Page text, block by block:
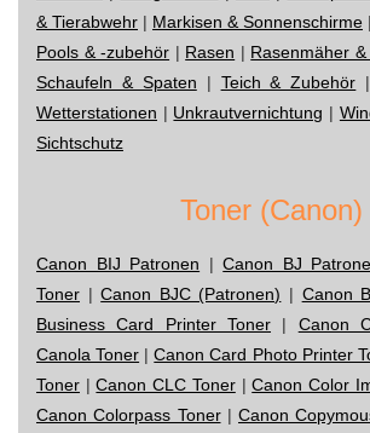
& Tierabwehr | Markisen & Sonnenschirme |
Pools & -zubehör | Rasen | Rasenmäher &
Schaufeln & Spaten | Teich & Zubehör
Wetterstationen | Unkrautvernichtung |
Sichtschutz
Toner (Canon)
Canon BIJ Patronen |Canon BJ
Toner |Canon BJC (Patronen) | Canon
Business Card Printer Toner | Canon
Canola Toner |Canon Card Photo Printer
Toner |Canon CLC Toner|Canon Color
Canon Colorpass Toner| Canon